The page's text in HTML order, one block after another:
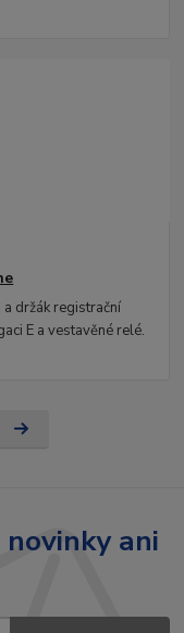
a držák registrační
E a vestavěné relé.
ani